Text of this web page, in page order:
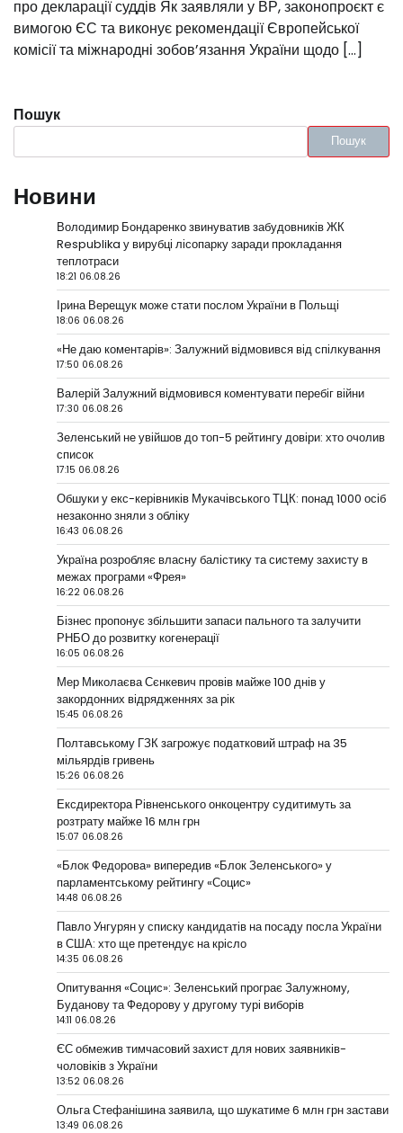
про декларації суддів Як заявляли у ВР, законопроєкт є
вимогою ЄС та виконує рекомендації Європейської
комісії та міжнародні зобов’язання України щодо […]
Пошук
Пошук
Новини
Володимир Бондаренко звинуватив забудовників ЖК
Respublika у вирубці лісопарку заради прокладання
теплотраси
18:21 06.08.26
Ірина Верещук може стати послом України в Польщі
18:06 06.08.26
«Не даю коментарів»: Залужний відмовився від спілкування
17:50 06.08.26
Валерій Залужний відмовився коментувати перебіг війни
17:30 06.08.26
Зеленський не увійшов до топ-5 рейтингу довіри: хто очолив
список
17:15 06.08.26
Обшуки у екс-керівників Мукачівського ТЦК: понад 1000 осіб
незаконно зняли з обліку
16:43 06.08.26
Україна розробляє власну балістику та систему захисту в
межах програми «Фрея»
16:22 06.08.26
Бізнес пропонує збільшити запаси пального та залучити
РНБО до розвитку когенерації
16:05 06.08.26
Мер Миколаєва Сєнкевич провів майже 100 днів у
закордонних відрядженнях за рік
15:45 06.08.26
Полтавському ГЗК загрожує податковий штраф на 35
мільярдів гривень
15:26 06.08.26
Ексдиректора Рівненського онкоцентру судитимуть за
розтрату майже 16 млн грн
15:07 06.08.26
«Блок Федорова» випередив «Блок Зеленського» у
парламентському рейтингу «Социс»
14:48 06.08.26
Павло Унгурян у списку кандидатів на посаду посла України
в США: хто ще претендує на крісло
14:35 06.08.26
Опитування «Социс»: Зеленський програє Залужному,
Буданову та Федорову у другому турі виборів
14:11 06.08.26
ЄС обмежив тимчасовий захист для нових заявників-
чоловіків з України
13:52 06.08.26
Ольга Стефанішина заявила, що шукатиме 6 млн грн застави
13:49 06.08.26